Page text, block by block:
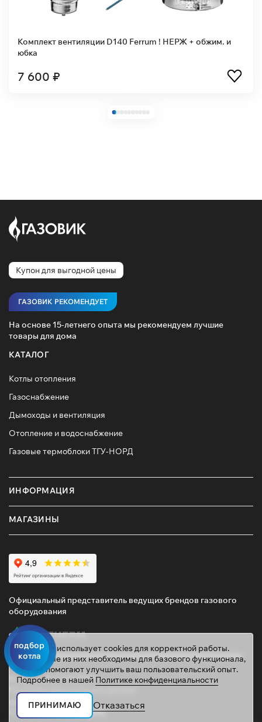
подбор
котла
Комплект вентиляции D140 Ferrum ! НЕРЖ + обжим. и
юбка
7 600 ₽
Купон для выгодной цены
ГАЗОВИК РЕКОМЕНДУЕТ
На основе 15-летнего опыта мы рекомендуем лучшие
товары для дома
КАТАЛОГ
Котлы отопления
Газоснабжение
Дымоходы и вентиляция
Отопление и водоснабжение
Газовые термоблоки ТГУ-НОРД
ИНФОРМАЦИЯ
МАГАЗИНЫ
Официальный представитель ведущих брендов газового
оборудования
© 2026 ТД «ГАЗОВИК»
Политика персональных данных
gazovik55@inbox.ru
Сайт сделали
Mahogany
Этот сайт использует cookies для корректной работы.
Некоторые из них необходимы для базового функционала,
другие помогают улучшить ваш пользовательский опыт.
Подробнее в нашей Политике конфиденциальности
ПРИНИМАЮ Отказаться